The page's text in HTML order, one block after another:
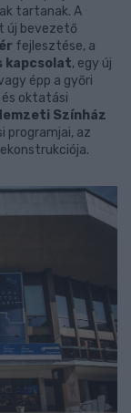
tartanak. A
új bevezető
fejlesztése, a
kapcsolat, egy új
épp a győri
oktatási
Színház
programjai, az